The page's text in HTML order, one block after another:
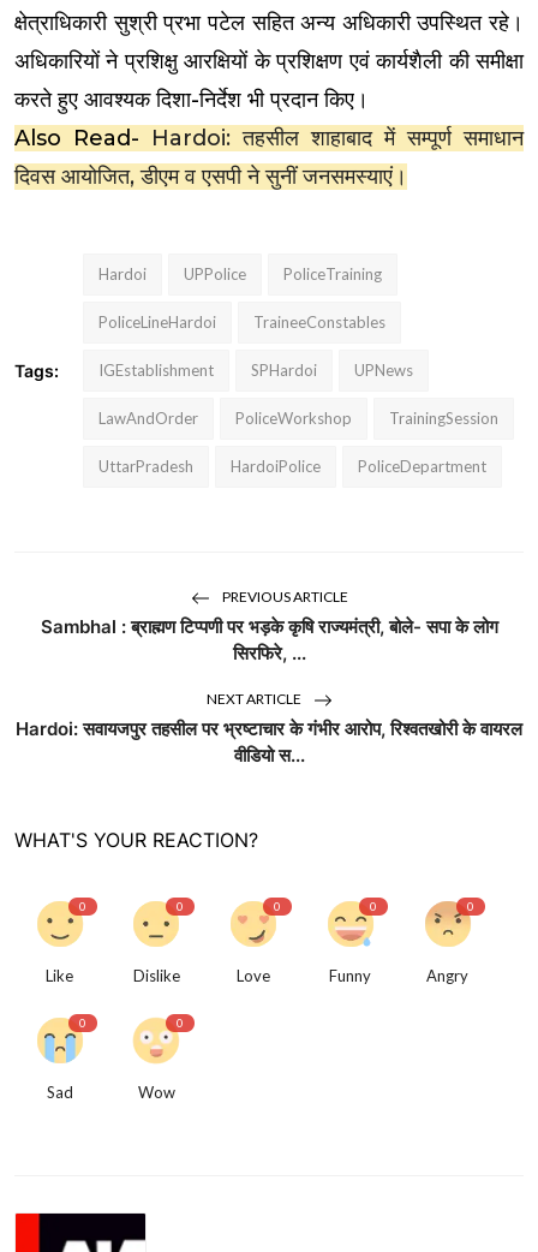
क्षेत्राधिकारी सुश्री प्रभा पटेल सहित अन्य अधिकारी उपस्थित रहे।
अधिकारियों ने प्रशिक्षु आरक्षियों के प्रशिक्षण एवं कार्यशैली की समीक्षा
करते हुए आवश्यक दिशा-निर्देश भी प्रदान किए।
Also Read- Hardoi: तहसील शाहाबाद में सम्पूर्ण समाधान
दिवस आयोजित, डीएम व एसपी ने सुनीं जनसमस्याएं।
Tags:
Hardoi UPPolice PoliceTraining
PoliceLineHardoi TraineeConstables
IGEstablishment SPHardoi UPNews
LawAndOrder PoliceWorkshop TrainingSession
UttarPradesh HardoiPolice PoliceDepartment
PREVIOUS ARTICLE
Sambhal : ब्राह्मण टिप्पणी पर भड़के कृषि राज्यमंत्री, बोले- सपा के लोग
सिरफिरे, ...
NEXT ARTICLE
Hardoi: सवायजपुर तहसील पर भ्रष्टाचार के गंभीर आरोप, रिश्वतखोरी के वायरल
वीडियो स...
WHAT'S YOUR REACTION?
0
Like
0
Dislike
0
Love
0
Funny
0
Angry
0
Sad
0
Wow